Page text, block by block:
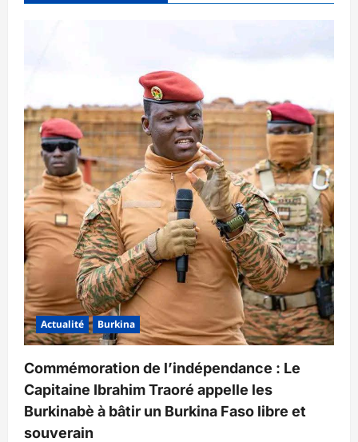
Actualité Burkina
Commémoration de l’indépendance : Le
Capitaine Ibrahim Traoré appelle les
Burkinabè à bâtir un Burkina Faso libre et
souverain